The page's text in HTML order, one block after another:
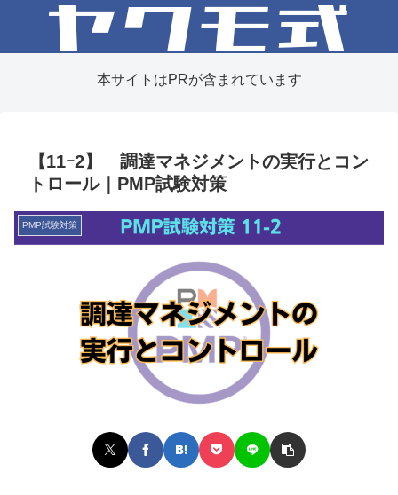
本サイトはPRが含まれています
【11ｰ2】 調達マネジメントの実行とコン
トロール｜PMP試験対策
PMP試験対策